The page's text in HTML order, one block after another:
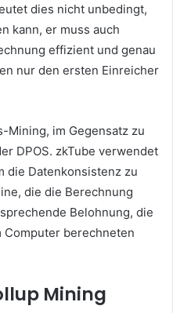
dies nicht unbedingt,
kann, er muss auch
effizient und genau
nur den ersten Einreicher
Mining, im Gegensatz zu
DPOS. zkTube verwendet
die Datenkonsistenz zu
die die Berechnung
Belohnung, die
berechneten
Mining